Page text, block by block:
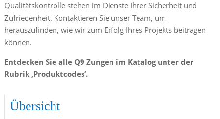
Qualitätskontrolle stehen im Dienste Ihrer Sicherheit und
Zufriedenheit. Kontaktieren Sie unser Team, um
herauszufinden, wie wir zum Erfolg Ihres Projekts beitragen
können.
Entdecken Sie alle Q9 Zungen im Katalog unter der
Rubrik ‚Produktcodes‘.
Übersicht